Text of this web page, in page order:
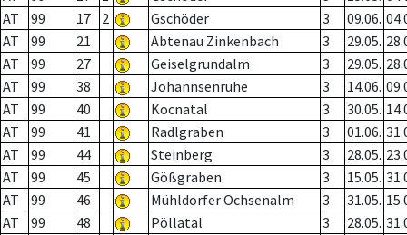
AT
99 17 2 Gschöder 3 09.06.
AT
99 21 Abtenau Zinkenbach 3 29.05.
AT
99 27 Geiselgrundalm 3 29.05.
AT
99 38 Johannsenruhe 3 14.06.
AT
99 40 Kocnatal 3 30.05.
AT
99 41 Radlgraben 3 01.06.
AT
99 44 Steinberg 3 28.05.
AT
99 45 Gößgraben 3 15.05.
AT
99 46 Mühldorfer Ochsenalm 3 31.05.
AT
99 48 Pöllatal 3 28.05.